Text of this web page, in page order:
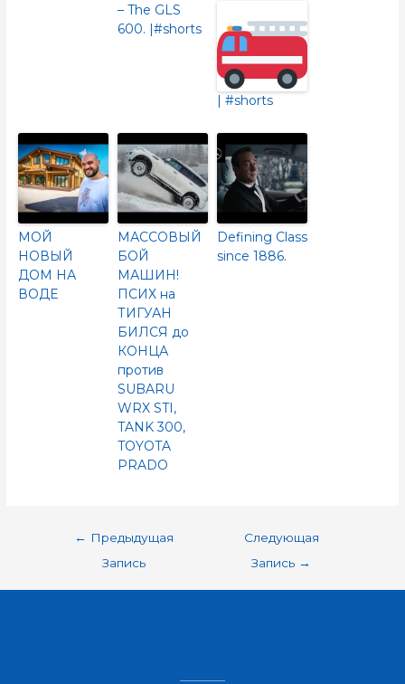
– The GLS
600.​ |#shorts
| #shorts
МОЙ
НОВЫЙ
ДОМ НА
ВОДЕ
МАССОВЫЙ
БОЙ
МАШИН!
ПСИХ на
ТИГУАН
БИЛСЯ до
КОНЦА
против
SUBARU
WRX STI,
TANK 300,
TOYOTA
PRADO
Defining Class
since 1886.
← Предыдущая
Запись
Следующая
Запись →